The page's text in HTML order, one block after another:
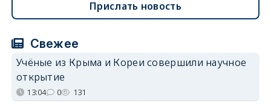
Прислать новость
Свежее
Учёные из Крыма и Кореи совершили научное
открытие
13:04 0 131